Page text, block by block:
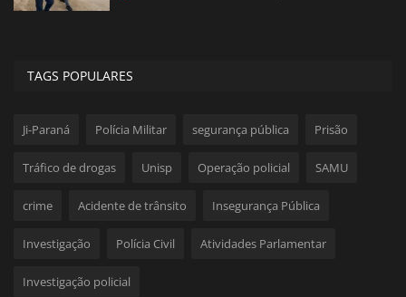
TAGS POPULARES
Ji-Paraná Polícia Militar segurança pública Prisão
Tráfico de drogas Unisp Operação policial SAMU
crime Acidente de trânsito Insegurança Pública
Investigação Polícia Civil Atividades Parlamentar
Investigação policial